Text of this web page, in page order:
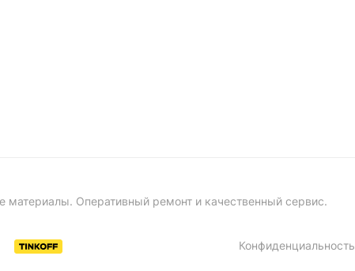
Оперативный ремонт и качественный сервис.
Конфиденциальность